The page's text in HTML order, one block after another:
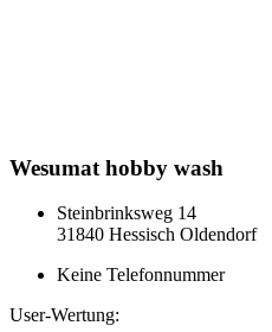
Wesumat hobby wash
Steinbrinksweg 14
31840 Hessisch Oldendorf
Keine Telefonnummer
User-Wertung: